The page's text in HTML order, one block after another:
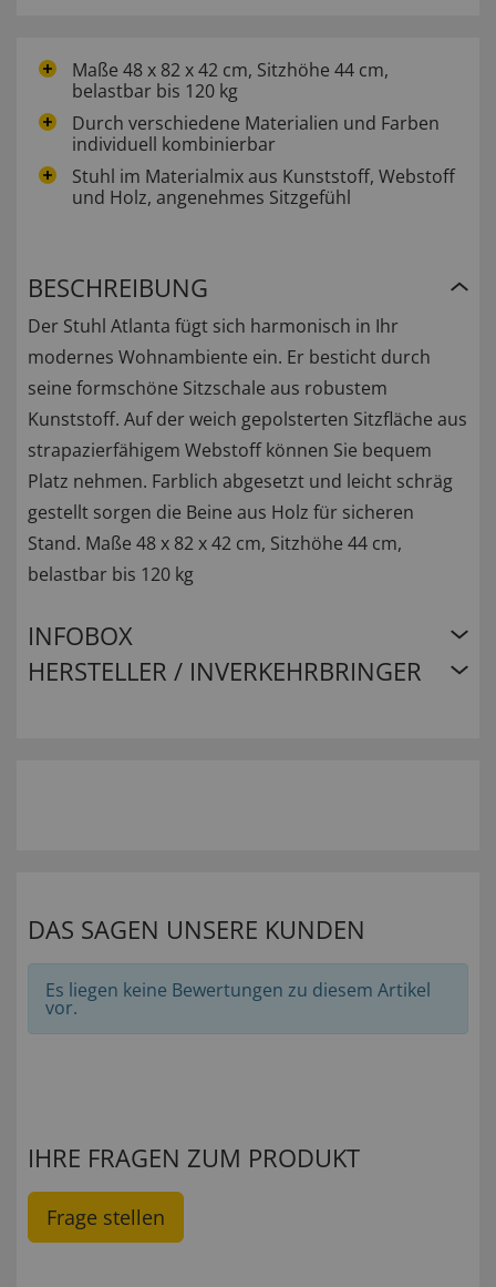
Maße 48 x 82 x 42 cm, Sitzhöhe 44 cm,
belastbar bis 120 kg
Durch verschiedene Materialien und Farben
individuell kombinierbar
Stuhl im Materialmix aus Kunststoff, Webstoff
und Holz, angenehmes Sitzgefühl
BESCHREIBUNG
Der Stuhl Atlanta fügt sich harmonisch in Ihr
modernes Wohnambiente ein. Er besticht durch
seine formschöne Sitzschale aus robustem
Kunststoff. Auf der weich gepolsterten Sitzfläche aus
strapazierfähigem Webstoff können Sie bequem
Platz nehmen. Farblich abgesetzt und leicht schräg
gestellt sorgen die Beine aus Holz für sicheren
Stand. Maße 48 x 82 x 42 cm, Sitzhöhe 44 cm,
belastbar bis 120 kg
INFOBOX
HERSTELLER / INVERKEHRBRINGER
DAS SAGEN UNSERE KUNDEN
Es liegen keine Bewertungen zu diesem Artikel
vor.
IHRE FRAGEN ZUM PRODUKT
Frage stellen